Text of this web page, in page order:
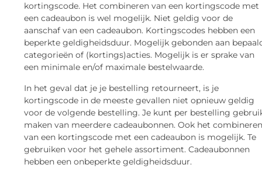
kortingscode. Het combineren van een kortingscode met
een cadeaubon is wel mogelijk. Niet geldig voor de
aanschaf van een cadeaubon. Kortingscodes hebben een
beperkte geldigheidsduur. Mogelijk gebonden aan
categorieën of (kortings)acties. Mogelijk is er sprake van
een minimale en/of maximale bestelwaarde.
In het geval dat je je bestelling retourneert, is je
kortingscode in de meeste gevallen niet opnieuw geldig
voor de volgende bestelling. Je kunt per bestelling
maken van meerdere cadeaubonnen. Ook het
van een kortingscode met een cadeaubon is mogelijk. Te
gebruiken voor het gehele assortiment. Cadeaubonnen
hebben een onbeperkte geldigheidsduur.